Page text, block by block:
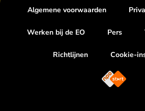
Algemene voorwaarden
Werken bij de EO Pers
Richtlijnen Cookie-